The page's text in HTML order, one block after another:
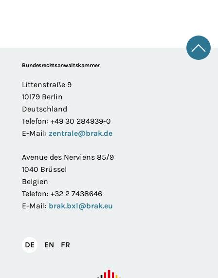
FooterBundesrechtsanwaltskammer
Littenstraße 9
10179 Berlin
Deutschland
Telefon: +49 30 284939-0
E-Mail: zentrale@brak.de
Avenue des Nerviens 85/9
1040 Brüssel
Belgien
Telefon: +32 2 7438646
E-Mail: brak.bxl@brak.eu
DEDeutsch
EN English
FR